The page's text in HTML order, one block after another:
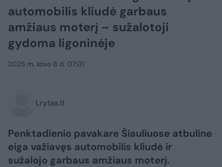
automobilis kliudė garbaus
amžiaus moterį – sužalotoji
gydoma ligoninėje
2025 m. kovo 8 d. 07:01
Lrytas.lt
Penktadienio pavakare Šiauliuose atbuline
eiga važiavęs automobilis kliudė ir
sužalojo garbaus amžiaus moterį.